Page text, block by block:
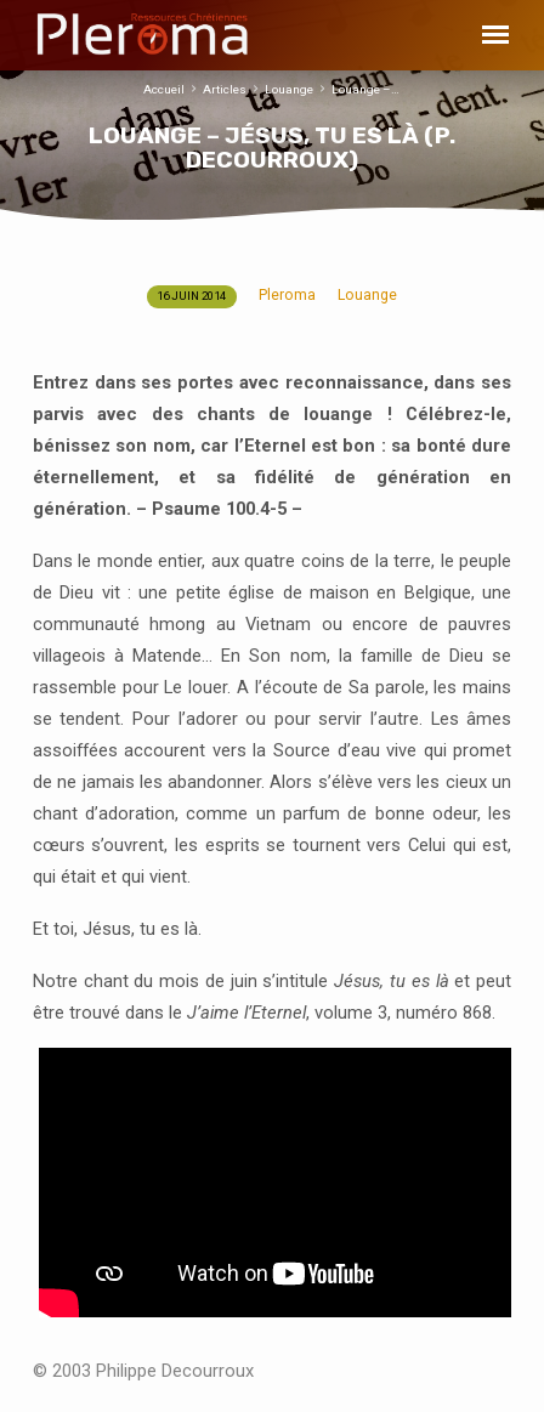
LOUANGE – JÉSUS, TU ES LÀ (P.
DECOURROUX)
Accueil Articles Louange Louange –…
LOUANGE
JÉSUS,
TU
ES
LÀ
(P.
DECOURROUX)
16 JUIN 2014 Pleroma Louange
Entrez dans ses portes avec reconnaissance, dans ses
parvis avec des chants de louange ! Célébrez-le,
bénissez son nom, car l’Eternel est bon : sa bonté dure
éternellement, et sa fidélité de génération en
génération. – Psaume 100.4-5 –
Dans le monde entier, aux quatre coins de la terre, le peuple
de Dieu vit : une petite église de maison en Belgique, une
communauté hmong au Vietnam ou encore de pauvres
villageois à Matende… En Son nom, la famille de Dieu se
rassemble pour Le louer. A l’écoute de Sa parole, les mains
se tendent. Pour l’adorer ou pour servir l’autre. Les âmes
assoiffées accourent vers la Source d’eau vive qui promet
de ne jamais les abandonner. Alors s’élève vers les cieux un
chant d’adoration, comme un parfum de bonne odeur, les
cœurs s’ouvrent, les esprits se tournent vers Celui qui est,
qui était et qui vient.
Et toi, Jésus, tu es là.
Notre chant du mois de juin s’intitule Jésus, tu es là et peut
être trouvé dans le J’aime l’Eternel, volume 3, numéro 868.
© 2003 Philippe Decourroux